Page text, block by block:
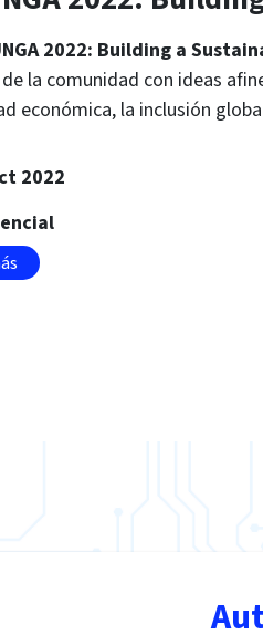
2022: Building a
la comunidad con ideas
económica, la inclusión
2022